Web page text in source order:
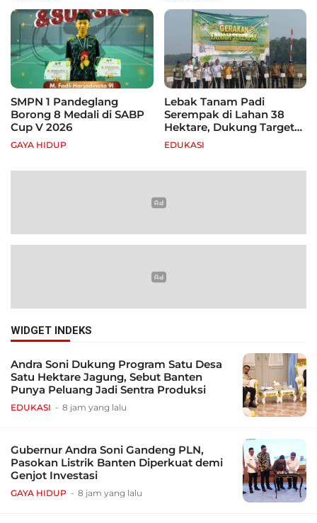
SMPN 1 Pandeglang
Borong 8 Medali di SABP
Cup V 2026
GAYA HIDUP
Lebak Tanam Padi
Serempak di Lahan 38
Hektare, Dukung Target
Swasembada Pangan
EDUKASI
WIDGET INDEKS
Andra Soni Dukung Program Satu Desa
Satu Hektare Jagung, Sebut Banten
Punya Peluang Jadi Sentra Produksi
EDUKASI 8 jam yang lalu
Gubernur Andra Soni Gandeng PLN,
Pasokan Listrik Banten Diperkuat demi
Genjot Investasi
GAYA HIDUP 8 jam yang lalu